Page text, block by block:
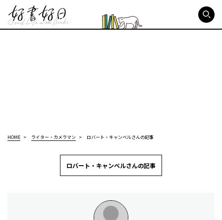
HOME ライター・カメラマン ロバート・キャンベルさんの記事
ロバート・キャンベルさんの記事